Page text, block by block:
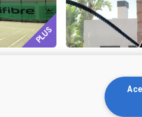
PLUS
Entrenamiento
Estádio
Max